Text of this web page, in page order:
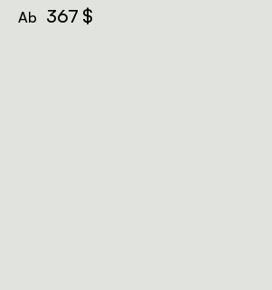
Pools und Gartens führen.
Ab 367 $